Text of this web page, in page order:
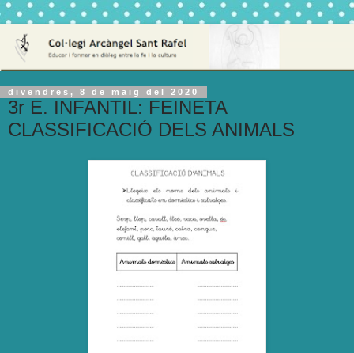
divendres, 8 de maig del 2020
3r E. INFANTIL: FEINETA
CLASSIFICACIÓ DELS ANIMALS